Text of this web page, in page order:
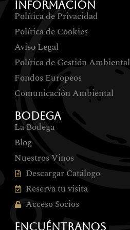
INFORMACIÓN
Política de Privacidad
Política de Cookies
Aviso Legal
Política de Gestión Ambiental
Fondos Europeos
Comunicación Ambiental
BODEGA
La Bodega
Blog
Nuestros Vinos
Descargar Catálogo
Reserva tu visita
Acceso Socios
ENCUÉNTRANOS